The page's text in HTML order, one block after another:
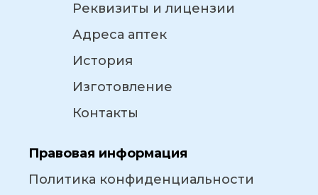
Реквизиты и лицензии
Адреса аптек
История
Изготовление
Контакты
Правовая информация
Политика конфиденциальности